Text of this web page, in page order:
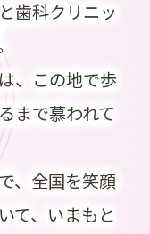
歯科クリニッ
、この地で歩
まで慕われて
、全国を笑顔
て、いまもと